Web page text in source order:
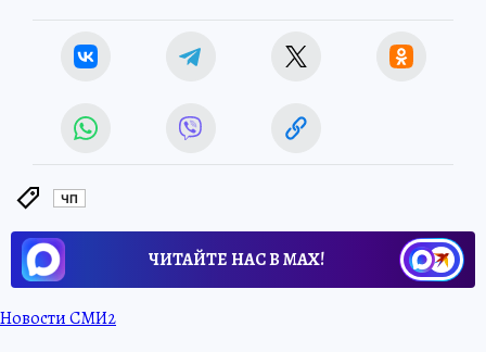
ЧП
ЧИТАЙТЕ НАС В МАХ!
Новости СМИ2